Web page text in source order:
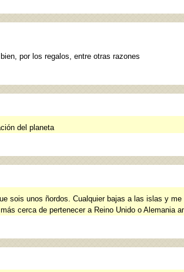
por los regalos, entre otras razones
del planeta
sois unos ñordos. Cualquier bajas a las islas y
cerca de pertenecer a Reino Unido o Alemania